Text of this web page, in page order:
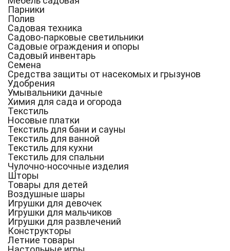
Парники
Полив
Садовая техника
Садово-парковые светильники
Садовые ограждения и опоры
Садовый инвентарь
Семена
Средства защиты от насекомых и грызунов
Удобрения
Умывальники дачные
Химия для сада и огорода
Текстиль
Носовые платки
Текстиль для бани и сауны
Текстиль для ванной
Текстиль для кухни
Текстиль для спальни
Чулочно-носочные изделия
Шторы
Товары для детей
Воздушные шары
Игрушки для девочек
Игрушки для мальчиков
Игрушки для развлечений
Конструкторы
Летние товары